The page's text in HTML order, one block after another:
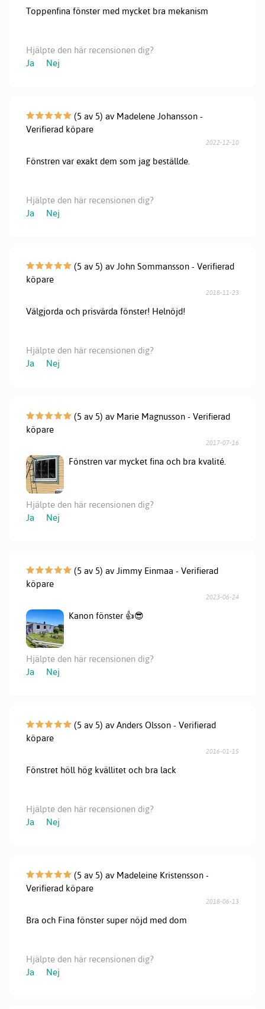
Toppenfina fönster med mycket bra mekanism
Hjälpte den här recensionen dig?
Ja
Nej
(5 av 5) av Madelene Johansson -
Verifierad köpare
2022-12-10
Fönstren var exakt dem som jag beställde.
Hjälpte den här recensionen dig?
Ja
Nej
(5 av 5) av John Sommansson - Verifierad
köpare
2018-11-23
Välgjorda och prisvärda fönster! Helnöjd!
Hjälpte den här recensionen dig?
Ja
Nej
(5 av 5) av Marie Magnusson - Verifierad
köpare
2017-07-16
Fönstren var mycket fina och bra kvalité.
Hjälpte den här recensionen dig?
Ja
Nej
(5 av 5) av Jimmy Einmaa - Verifierad
köpare
2023-06-24
Kanon fönster 👍😎
Hjälpte den här recensionen dig?
Ja
Nej
(5 av 5) av Anders Olsson - Verifierad
köpare
2016-01-15
Fönstret höll hög kvällitet och bra lack
Hjälpte den här recensionen dig?
Ja
Nej
(5 av 5) av Madeleine Kristensson -
Verifierad köpare
2018-06-13
Bra och Fina fönster super nöjd med dom
Hjälpte den här recensionen dig?
Ja
Nej